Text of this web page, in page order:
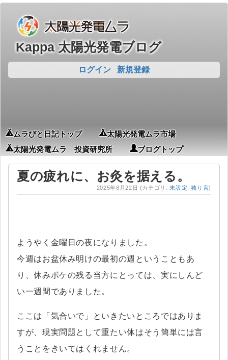
Kappa 太陽光発電ブログ
ログイン 新規登録
ムラびと日記トップ
太陽光発電ムラ市場
太陽光発電ムラ 投資研究所
ブログトップ
夏の疲れに、お灸を据える。
2025年8月22日 (カテゴリ:未設定 ,独り言)
ようやく金曜日の夜になりました。
今週はお盆休み明けの最初の週ということもあ
り、休みボケの残る当方にとっては、実にしんど
い一週間でありました。
ここは「気合いで」といきたいところではありま
すが、現実問題として重たい体はそう簡単には言
うことをきいてはくれません。